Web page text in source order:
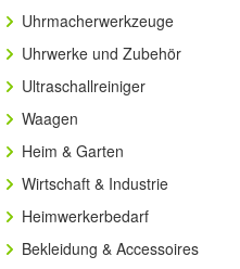
Uhrmacherwerkzeuge
Uhrwerke und Zubehör
Ultraschallreiniger
Waagen
Heim & Garten
Wirtschaft & Industrie
Heimwerkerbedarf
Bekleidung & Accessoires